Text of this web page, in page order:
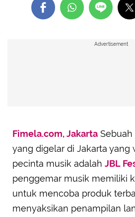
Advertisement
Fimela.com, Jakarta
yang digelar di Jakarta yang
pecinta musik adalah JBL
penggemar musik memiliki
untuk mencoba produk
menyaksikan penampilan